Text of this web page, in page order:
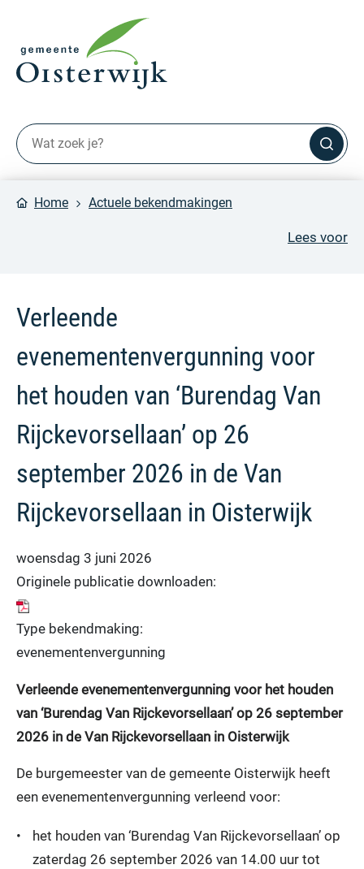
Home Actuele bekendmakingen
Lees voor
Verleende
evenementenvergunning voor
het houden van ‘Burendag Van
Rijckevorsellaan’ op 26
september 2026 in de Van
Rijckevorsellaan in Oisterwijk
woensdag 3 juni 2026
Originele publicatie downloaden:
Type bekendmaking:
evenementenvergunning
Verleende evenementenvergunning voor het houden
van ‘Burendag Van Rijckevorsellaan’ op 26 september
2026 in de Van Rijckevorsellaan in Oisterwijk
De burgemeester van de gemeente Oisterwijk heeft
een evenementenvergunning verleend voor:
•
het houden van ‘Burendag Van Rijckevorsellaan’ op
zaterdag 26 september 2026 van 14.00 uur tot